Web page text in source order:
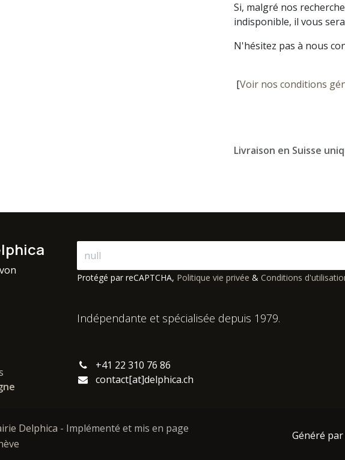
Si, malgré nos
indisponible, il vous sera
N'hésitez pas à nous
[Voir nos conditions
Livraison en Suisse
Protégé par reCAPTCHA, Politique vie privée & Conditions
Indépendante et spécialisée depuis 1979.
+41 22 310 76 86
contact[at]delphica.ch
Delphica - Implémenté et mis en page
Généré